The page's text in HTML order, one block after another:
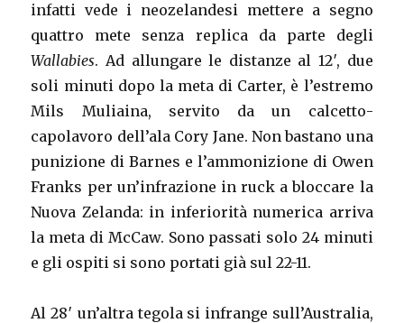
infatti vede i neozelandesi mettere a segno
quattro mete senza replica da parte degli
Wallabies. Ad allungare le distanze al 12′, due
soli minuti dopo la meta di Carter, è l’estremo
Mils Muliaina, servito da un calcetto-
capolavoro dell’ala Cory Jane. Non bastano una
punizione di Barnes e l’ammonizione di Owen
Franks per un’infrazione in ruck a bloccare la
Nuova Zelanda: in inferiorità numerica arriva
la meta di McCaw. Sono passati solo 24 minuti
e gli ospiti si sono portati già sul 22-11.
Al 28′ un’altra tegola si infrange sull’Australia,